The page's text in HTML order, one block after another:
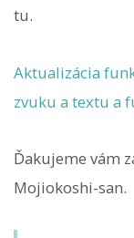
tu.
Aktualizácia
zvuku a textu a
Ďakujeme vám
Mojiokoshi-san.